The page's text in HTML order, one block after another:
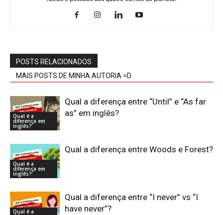
POSTS RELACIONADOS
MAIS POSTS DE MINHA AUTORIA =D
Qual é a
diferença em
inglês?
Qual a diferença entre “Until” e “As far
as” em inglês?
Qual é a
diferença em
inglês?
Qual a diferença entre Woods e Forest?
Qual é a
Qual a diferença entre “I never” vs “I
have never”?